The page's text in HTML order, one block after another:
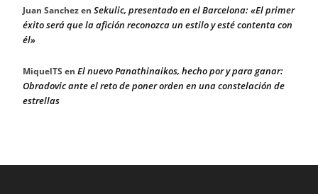
Juan Sanchezen Sekulic, presentado en el Barcelona: «El primer
éxito será que la afición reconozca un estilo y esté contenta con
él»
MiquelTS en El nuevo Panathinaikos, hecho por y para ganar:
Obradovic ante el reto de poner orden en una constelación de
estrellas